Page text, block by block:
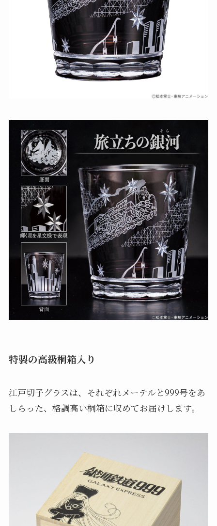
特製の高級桐箱入り
江戸切子グラスは、それぞれメーテルと999号をあ
しらった、格調高い桐箱に収めてお届けします。